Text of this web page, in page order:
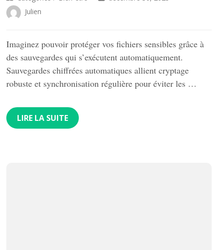
Julien
Imaginez pouvoir protéger vos fichiers sensibles grâce à
des sauvegardes qui s’exécutent automatiquement.
Sauvegardes chiffrées automatiques allient cryptage
robuste et synchronisation régulière pour éviter les …
LIRE LA SUITE